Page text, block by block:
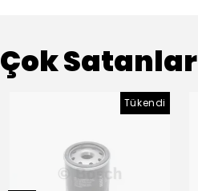
Çok Satanlar
Tükendi